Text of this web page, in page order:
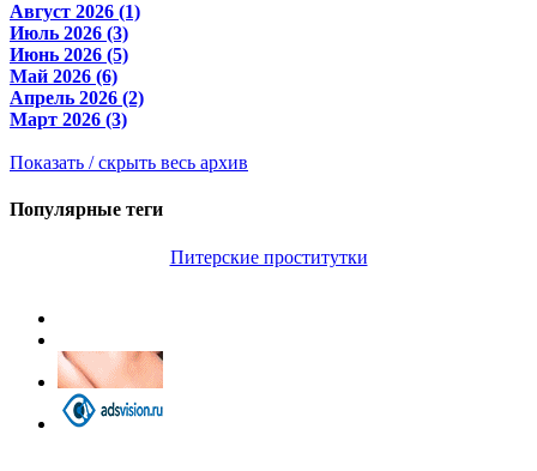
Август 2026 (1)
Июль 2026 (3)
Июнь 2026 (5)
Май 2026 (6)
Апрель 2026 (2)
Март 2026 (3)
Показать / скрыть весь архив
Популярные теги
Питерские проститутки